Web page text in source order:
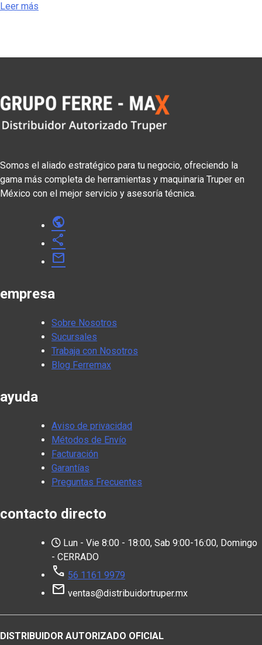
Leer más
Somos el aliado estratégico para tu negocio, ofreciendo la
gama más completa de herramientas y maquinaria Truper en
México con el mejor servicio y asesoría técnica.
public
share
mail
empresa
Sobre Nosotros
Sucursales
Trabaja con Nosotros
Blog Ferremax
ayuda
Aviso de privacidad
Métodos de Envío
Facturación
Garantías
Preguntas Frecuentes
contacto directo
Lun - Vie 8:00 - 18:00, Sab 9:00-16:00, Domingo
- CERRADO
call 56 1161 9979
mail ventas@distribuidortruper.mx
DISTRIBUIDOR AUTORIZADO OFICIAL